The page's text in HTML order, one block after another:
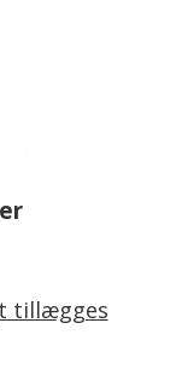
tillægges